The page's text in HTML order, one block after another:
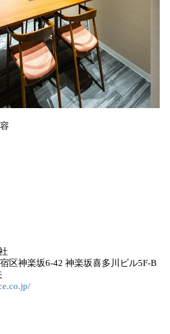
区神楽坂6-42 神楽坂喜多川ビル5F-B